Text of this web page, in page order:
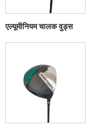
एल्यूमीनियम चालक वुड्स